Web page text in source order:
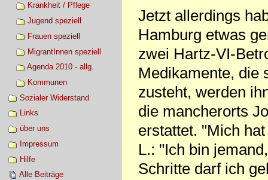
Krankheit / Pflege
Jugend speziell
Frauen speziell
MigrantInnen speziell
Agenda 2010 - allg.
Kommunen
Sozialer Widerstand
Links
über uns
Impressum
Hilfe
Alle Beiträge
Jetzt allerdings
Hamburg etwas
zwei Hartz-VI-
Medikamente, die
zusteht, werden
die mancherorts
erstattet. "Mich
L.: "Ich bin
Schritte darf ich